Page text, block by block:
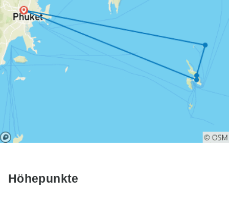
Höhepunkte